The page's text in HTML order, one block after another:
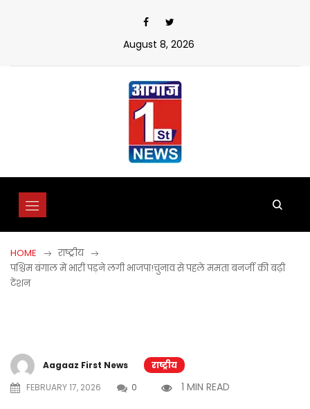
August 8, 2026
HOME
राष्ट्रीय
पश्चिम बंगाल में भारी पड़ने लगी भाजपा!चुनाव से पहले ममता बनर्जी की बढ़ी
टेंशन
Aagaaz First News
राष्ट्रीय
FEBRUARY 17, 2026
0 1 MIN READ